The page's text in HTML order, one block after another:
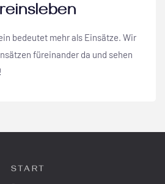
bedeutet mehr als Einsätze. Wir
füreinander da und sehen
START